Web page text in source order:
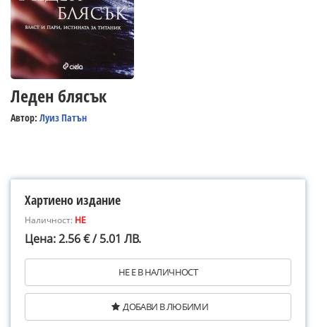
Леден блясък
Автор: Луиз Патън
Хартиено издание
Наличност: НЕ
Цена: 2.56 € / 5.01 ЛВ.
НЕ Е В НАЛИЧНОСТ
ДОБАВИ В ЛЮБИМИ